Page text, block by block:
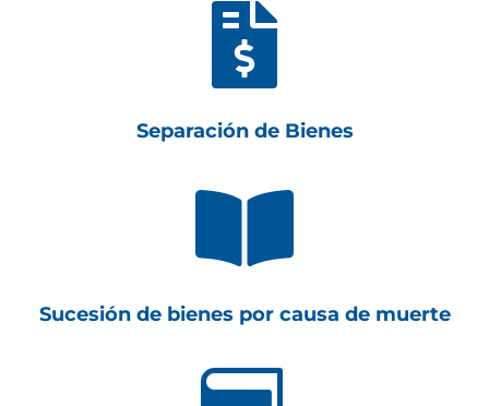

Separación de Bienes

Sucesión de bienes por causa de muerte